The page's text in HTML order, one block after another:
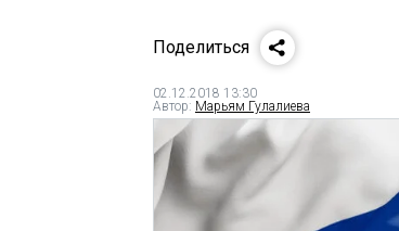
Поделиться
02.12.2018 13:30
Автор: Марьям Гулалиева